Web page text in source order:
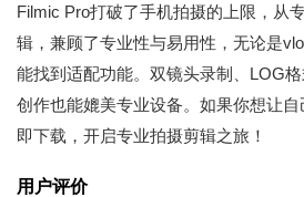
Filmic Pro打破了手机拍摄的上限，从
辑，兼顾了专业性与易用性，无论是
能找到适配功能。双镜头录制、LOG
创作也能媲美专业设备。如果你想让
即下载，开启专业拍摄剪辑之旅！
用户评价